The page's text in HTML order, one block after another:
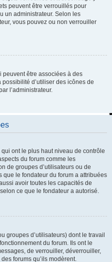
peuvent être verrouillés pour
un administrateur. Selon les
vous pouvez ou non verrouiller
peuvent être associées à des
d’utiliser des icônes de
l’administrateur.
ont le plus haut niveau de contrôle
du forum comme les
de groupes d’utilisateurs ou de
que le fondateur du forum a attribuées
avoir toutes les capacités de
ce que le fondateur a autorisé.
groupes d’utilisateurs) dont le travail
du forum. Ils ont le
de verrouiller, déverrouiller,
forums qu’ils modèrent.